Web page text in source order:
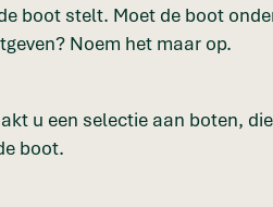
boot stelt. Moet de boot
Noem het maar op.
u een selectie aan boten,
boot.